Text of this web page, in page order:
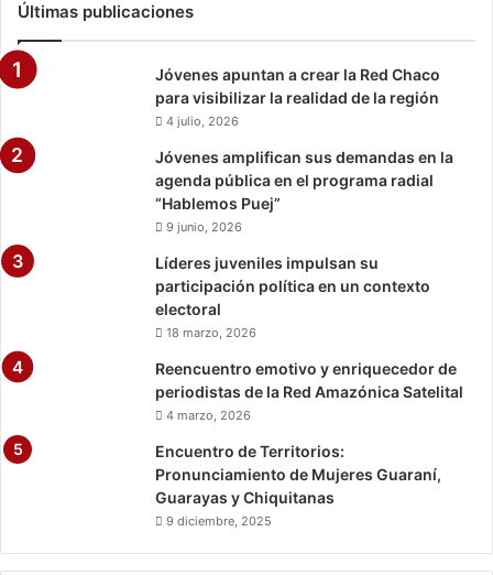
Últimas publicaciones
Jóvenes apuntan a crear la Red Chaco
para visibilizar la realidad de la región
4 julio, 2026
Jóvenes amplifican sus demandas en la
agenda pública en el programa radial
“Hablemos Puej”
9 junio, 2026
Líderes juveniles impulsan su
participación política en un contexto
electoral
18 marzo, 2026
Reencuentro emotivo y enriquecedor de
periodistas de la Red Amazónica Satelital
4 marzo, 2026
Encuentro de Territorios:
Pronunciamiento de Mujeres Guaraní,
Guarayas y Chiquitanas
9 diciembre, 2025